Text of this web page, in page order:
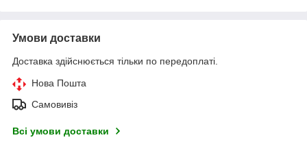
Умови доставки
Доставка здійснюється тільки по передоплаті.
Нова Пошта
Самовивіз
Всі умови доставки